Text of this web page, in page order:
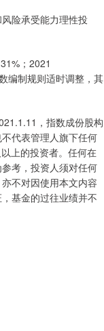
险承受能力理性投
；2021
编制规则适时调整，其
，指数成份股构
代表管理人旗下任何
上的投资者。任何在
考，投资人须对任何
不对因使用本文内容
基金的过往业绩并不